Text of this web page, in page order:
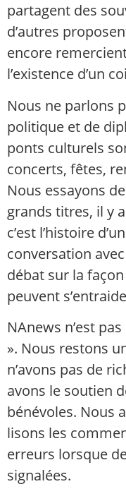
partagent des
d’autres
encore
l’existence d’un
Nous ne parlons
politique et de
ponts culturels
concerts, fêtes,
Nous essayons
grands titres, il y
c’est l’histoire
conversation
débat sur la
peuvent
NAnews n’est
». Nous restons
n’avons pas de
avons le soutien
bénévoles. Nous
lisons les
erreurs lorsque
signalées.